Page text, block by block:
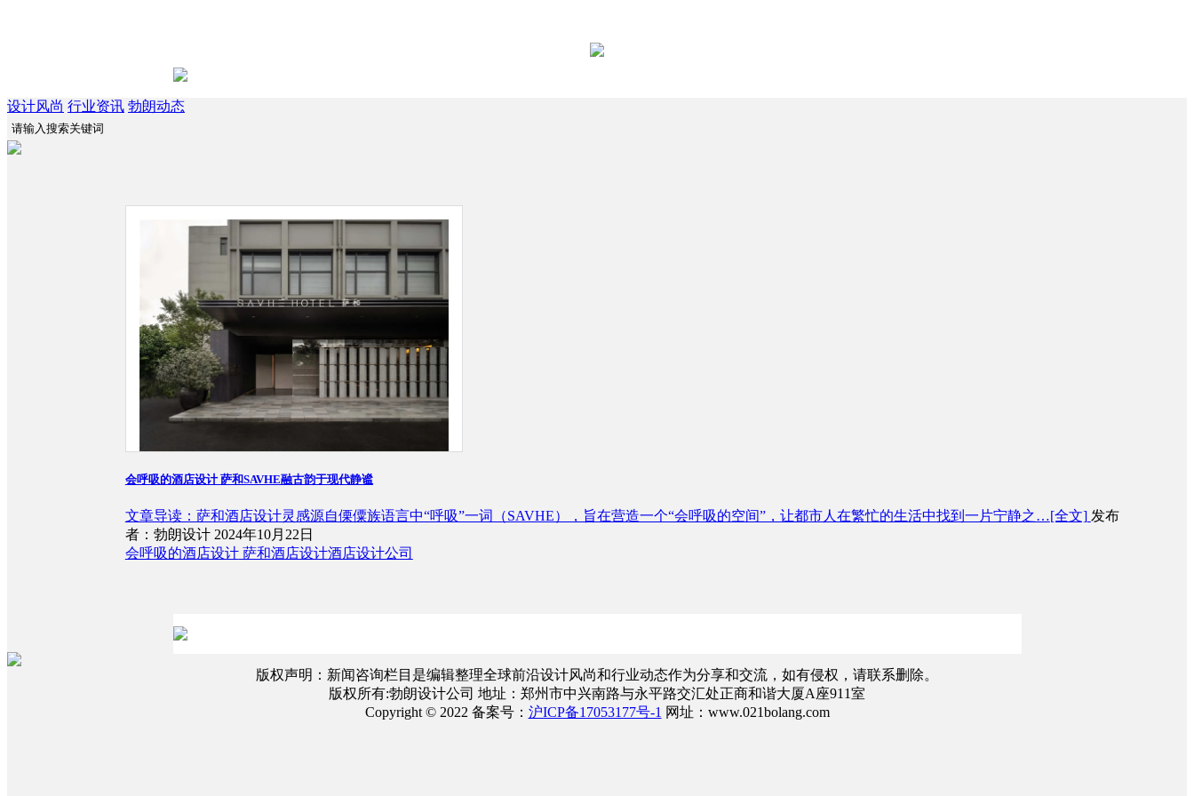
设计风尚 行业资讯 勃朗动态
会呼吸的酒店设计 萨和SAVHE融古韵于现代静谧
文章导读：萨和酒店设计灵感源自傈僳族语言中“呼吸”一词（SAVHE），旨在营造一个“会呼吸的空间”，让都市人在繁忙的生活中找到一片宁静之…[全文] 发布
者：勃朗设计 2024年10月22日
会呼吸的酒店设计萨和酒店设计酒店设计公司
版权声明：新闻咨询栏目是编辑整理全球前沿设计风尚和行业动态作为分享和交流，如有侵权，请联系删除。
版权所有:勃朗设计公司 地址：郑州市中兴南路与永平路交汇处正商和谐大厦A座911室
Copyright © 2022 备案号： 沪ICP备17053177号-1 网址：www.021bolang.com